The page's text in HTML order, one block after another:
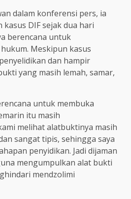
dalam konferensi pers, ia
DIF sejak dua hari
berencana untuk
Meskipun kasus
dan hampir
yang masih lemah, samar,
untuk membuka
itu masih
melihat alatbuktinya masih
sangat tipis, sehingga saya
penyidikan. Jadi dijaman
mengumpulkan alat bukti
mendzolimi